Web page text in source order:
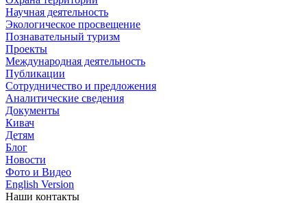
Научная деятельность
Экологическое просвещение
Познавательный туризм
Проекты
Международная деятельность
Публикации
Сотрудничество и предложения
Аналитические сведения
Документы
Кивач
Детям
Блог
Новости
Фото и Видео
English Version
Наши контакты